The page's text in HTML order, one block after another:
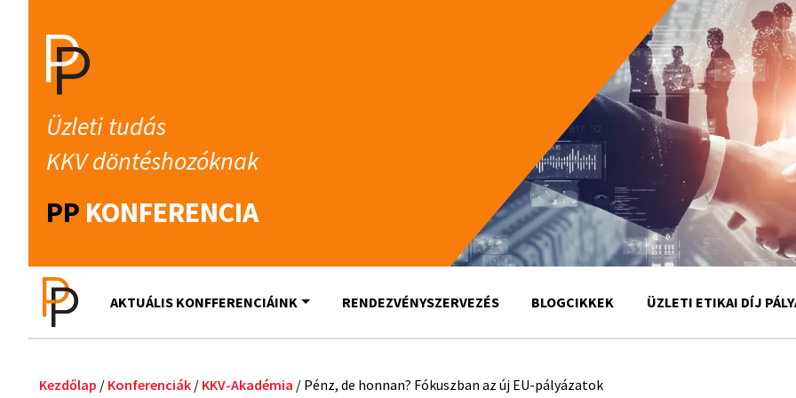
AKTUÁLIS KONFFERENCIÁINK RENDEZVÉNYSZERVEZÉS BLOGCIKKEK ÜZLETI ETIKAI DÍJ
Üzleti tudás
KKV döntéshozóknak
PP KONFERENCIA
Kezdőlap / Konferenciák / KKV-Akadémia / Pénz, de honnan? Fókuszban az új EU-pályázatok